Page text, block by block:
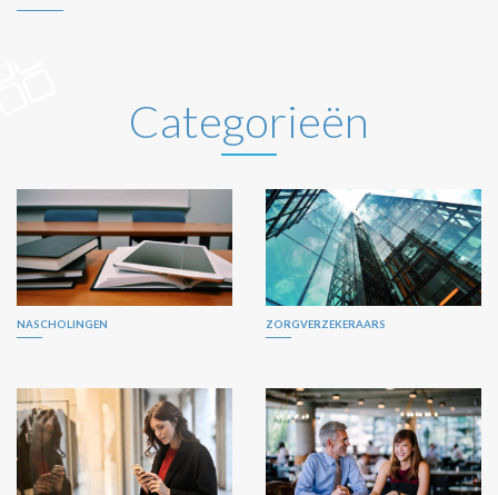
Categorieën
NASCHOLINGEN ZORGVERZEKERAARS